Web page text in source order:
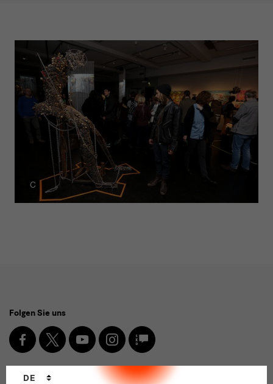
werk
Sprachwechsler
DE
Media
und
Newsletter
Folgen Sie uns
Facebook
X YoutubeInstagramSKD
Blog